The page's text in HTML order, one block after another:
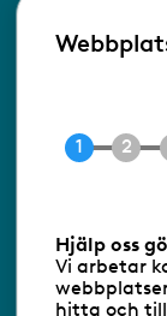
Ringvägen
E-post
Följ oss
Hjälp oss
Vi arbetar
hitta och